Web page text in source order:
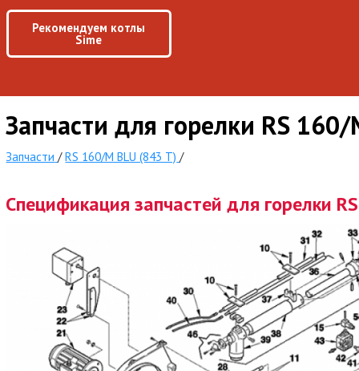
Рекомендуем котлы
Sime
Запчасти для горелки RS
Запчасти /RS 160/M BLU (843 T) /
Спецификация запчастей для горелки